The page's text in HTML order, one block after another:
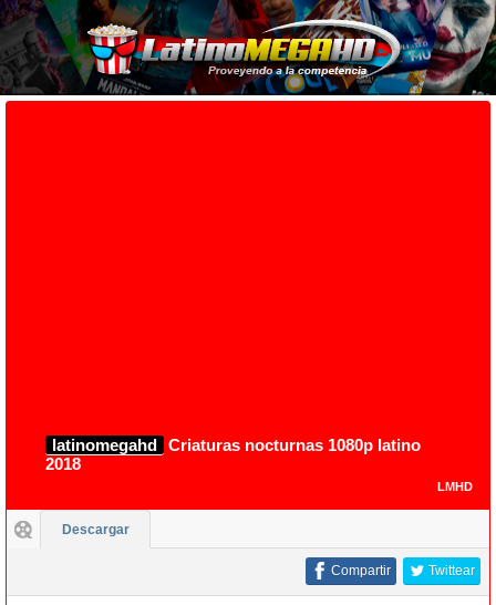
latinomegahd Criaturas nocturnas 1080p latino
2018
LMHD
Descargar
Twittear
Compartir